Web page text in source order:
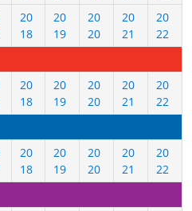
20
18
20
19
20
20
20
21
20
22
20
18
20
19
20
20
20
21
20
22
20
18
20
19
20
20
20
21
20
22